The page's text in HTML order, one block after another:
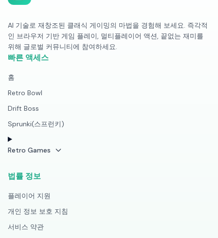
AI 기술로 재창조된 클래식 게이밍의 마법을 경험해 보세요. 즉각적
인 브라우저 기반 게임 플레이, 멀티플레이어 액션, 끝없는 재미를
위해 글로벌 커뮤니티에 참여하세요.
빠른 액세스
홈
Retro Bowl
Drift Boss
Sprunki(스프런키)
Retro Games
법률 정보
플레이어 지원
개인 정보 보호 지침
서비스 약관